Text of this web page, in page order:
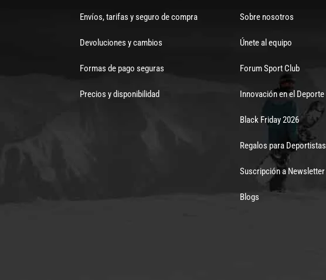
Envíos, tarifas y seguro de compra
Devoluciones y cambios
Formas de pago seguras
Precios y disponibilidad
Sobre nosotros
Únete al equipo
Forum Sport Club
Innovación en el Deporte
Black Friday 2026
Regalos para Deportistas
Suscripción a Newsletter
Blogs